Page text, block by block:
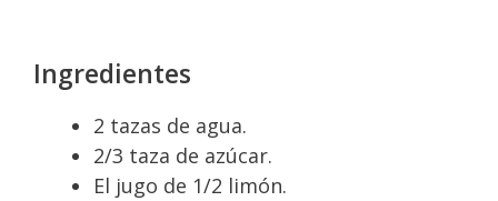
Ingredientes
2 tazas de agua.
2/3 taza de azúcar.
El jugo de 1/2 limón.